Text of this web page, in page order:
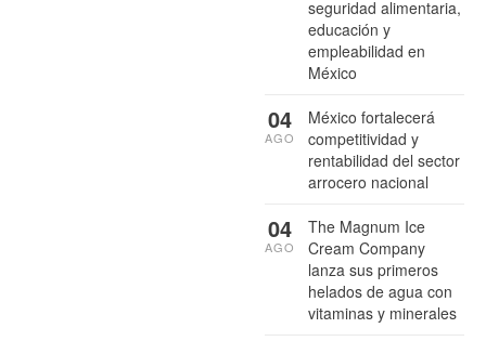
seguridad alimentaria,
educación y
empleabilidad en
México
México fortalecerá
competitividad y
rentabilidad del sector
arrocero nacional
04
AGO
The Magnum Ice
Cream Company
lanza sus primeros
helados de agua con
vitaminas y minerales
04
AGO